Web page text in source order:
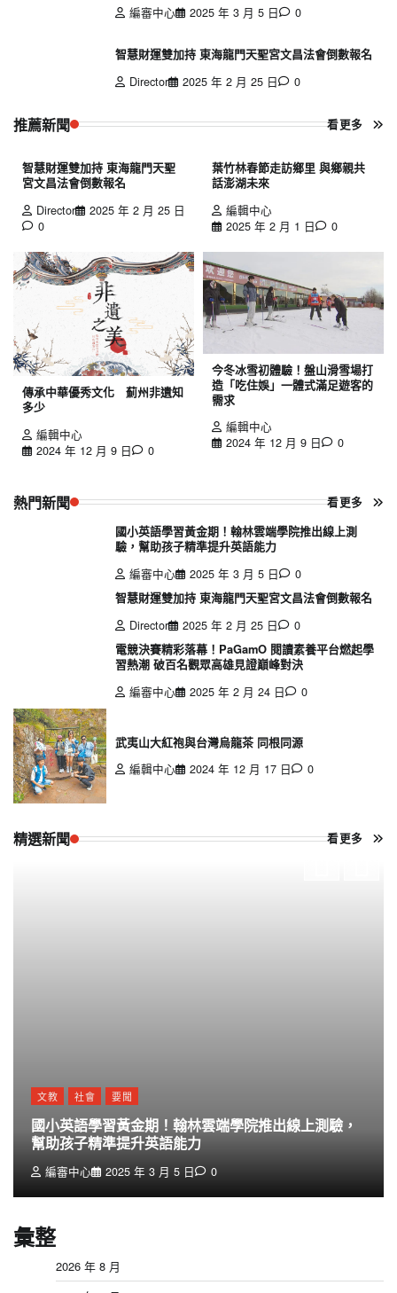
編審中心
2025 年 3 月 5 日 0
智慧財運雙加持 東海龍門天聖宮文昌法會倒數報名
Director
2025 年 2 月 25 日 0
推薦新聞 看更多
智慧財運雙加持 東海龍門天聖
宮文昌法會倒數報名
Director
2025 年 2 月 25 日
0
葉竹林春節走訪鄉里 與鄉親共
話澎湖未來
編輯中心
2025 年 2 月 1 日
0
傳承中華優秀文化 薊州非遺知
多少
編輯中心
2024 年 12 月 9 日
0
今冬冰雪初體驗！盤山滑雪場打
造「吃住娛」一體式滿足遊客的
需求
編輯中心
2024 年 12 月 9 日
0
熱門新聞 看更多
國小英語學習黃金期！翰林雲端學院推出線上測
驗，幫助孩子精準提升英語能力
編審中心
2025 年 3 月 5 日
0
智慧財運雙加持 東海龍門天聖宮文昌法會倒數報名
Director
2025 年 2 月 25 日
0
電競決賽精彩落幕！PaGamO 閱讀素養平台燃起學
習熱潮 破百名觀眾高雄見證巔峰對決
編審中心
2025 年 2 月 24 日 0
武夷山大紅袍與台灣烏龍茶 同根同源
編輯中心
2024 年 12 月 17 日 0
精選新聞 看更多
文教 社會 要聞
國小英語學習黃金期！翰林雲端學院推出線上測驗，
幫助孩子精準提升英語能力
編審中心 2025 年 3 月 5 日 0
彙整
2026 年 8 月